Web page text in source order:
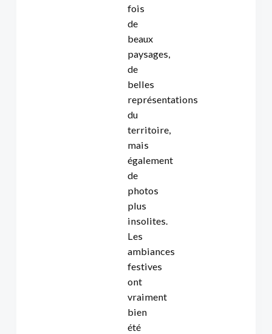
fois
de
beaux
paysages,
de
belles
représentations
du
territoire,
mais
également
de
photos
plus
insolites.
Les
ambiances
festives
ont
vraiment
bien
été